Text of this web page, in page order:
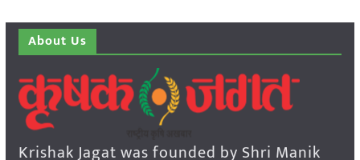
About Us
Krishak Jagat was founded by Shri Manik